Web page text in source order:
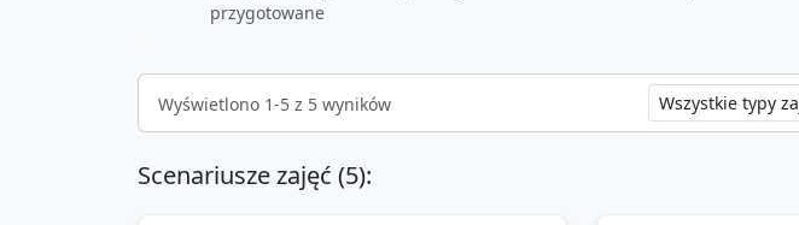
przygotowane
Wyświetlono 1-5 z 5 wyników
Scenariusze zajęć (5):